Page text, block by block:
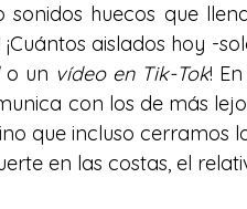
huecos que
aislados hoy -
o un vídeo en Tik-Tok!
con los de más
que incluso
en las costas, el